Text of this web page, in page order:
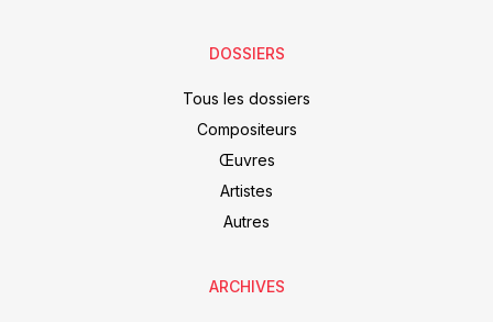
DOSSIERS
Tous les dossiers
Compositeurs
Œuvres
Artistes
Autres
ARCHIVES